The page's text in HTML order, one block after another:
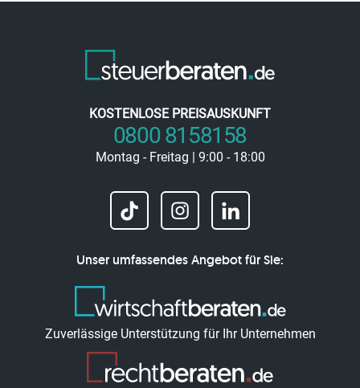
KOSTENLOSE PREISAUSKUNFT
0800 8158158
Montag - Freitag | 9:00 - 18:00
Unser umfassendes Angebot für Sie:
Zuverlässige Unterstützung für Ihr Unternehmen